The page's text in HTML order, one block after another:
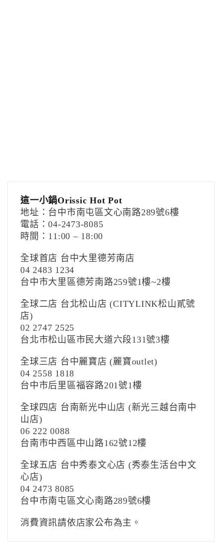
這一小鍋Orissic Hot Pot
地址：台中市南屯區文心南路289號6樓
電話：04-2473-8085
時間：11:00 – 18:00
全球首店 台中大里德芳南店
04 2483 1234
台中市大里區德芳南路259號1樓~2樓
全球二店 台北松山店 (CITYLINK松山貳號
店)
02 2747 2525
台北市松山區市民大道六段131號3樓
全球三店 台中麗寶店 (麗寶outlet)
04 2558 1818
台中市后里區福容路201號1樓
全球四店 台南新光中山店 (新光三越台南中
山店)
06 222 0088
台南市中西區中山路162號12樓
全球五店 台中秀泰文心店 (秀泰生活台中文
心店)
04 2473 8085
台中市南屯區文心南路289號6樓
消費資訊請依店家公布為主。